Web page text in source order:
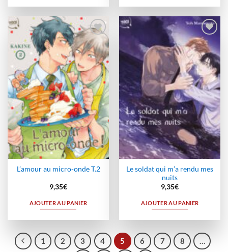
Ajouter
à la
wishlist
L’amour au micro-onde T.2
9,35€
AJOUTER AU PANIER
Ajouter
à la
wishlist
Le soldat qui m’a rendu mes
nuits
9,35€
AJOUTER AU PANIER
1 2 3 4 5 6 7 8
…